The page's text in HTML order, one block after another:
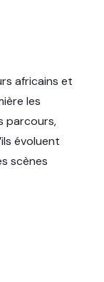
africains et
les
parcours,
évoluent
scènes